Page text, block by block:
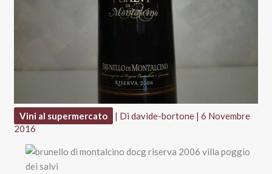
Vini al supermercato | Didavide-bortone |6 Novembre
2016